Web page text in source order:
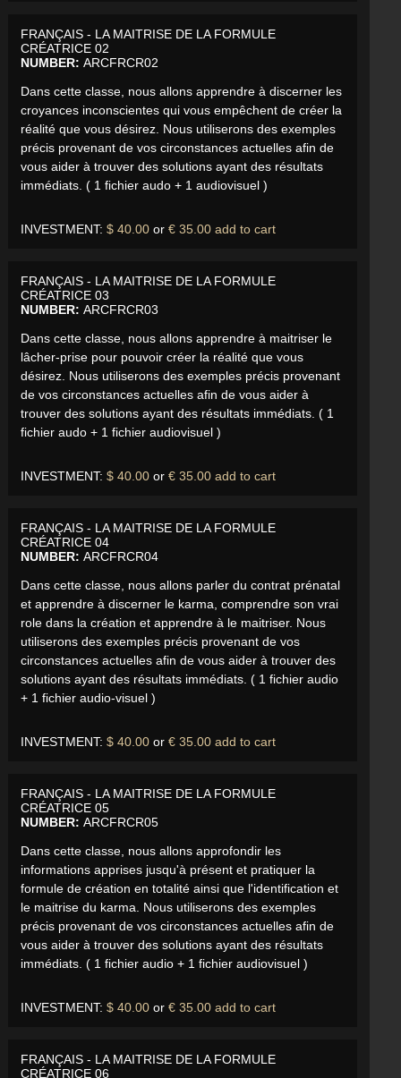
FRANÇAIS - LA MAITRISE DE LA FORMULE
CRÉATRICE 02
NUMBER: ARCFRCR02
Dans cette classe, nous allons apprendre à discerner les
croyances inconscientes qui vous empêchent de créer la
réalité que vous désirez. Nous utiliserons des exemples
précis provenant de vos circonstances actuelles afin de
vous aider à trouver des solutions ayant des résultats
immédiats. ( 1 fichier audo + 1 audiovisuel )
INVESTMENT: $ 40.00 or € 35.00 add to cart
FRANÇAIS - LA MAITRISE DE LA FORMULE
CRÉATRICE 03
NUMBER: ARCFRCR03
Dans cette classe, nous allons apprendre à maitriser le
lâcher-prise pour pouvoir créer la réalité que vous
désirez. Nous utiliserons des exemples précis provenant
de vos circonstances actuelles afin de vous aider à
trouver des solutions ayant des résultats immédiats. ( 1
fichier audo + 1 fichier audiovisuel )
INVESTMENT: $ 40.00 or € 35.00 add to cart
FRANÇAIS - LA MAITRISE DE LA FORMULE
CRÉATRICE 04
NUMBER: ARCFRCR04
Dans cette classe, nous allons parler du contrat prénatal
et apprendre à discerner le karma, comprendre son vrai
role dans la création et apprendre à le maitriser. Nous
utiliserons des exemples précis provenant de vos
circonstances actuelles afin de vous aider à trouver des
solutions ayant des résultats immédiats. ( 1 fichier audio
+ 1 fichier audio-visuel )
INVESTMENT: $ 40.00 or € 35.00 add to cart
FRANÇAIS - LA MAITRISE DE LA FORMULE
CRÉATRICE 05
NUMBER: ARCFRCR05
Dans cette classe, nous allons approfondir les
informations apprises jusqu'à présent et pratiquer la
formule de création en totalité ainsi que l'identification et
le maitrise du karma. Nous utiliserons des exemples
précis provenant de vos circonstances actuelles afin de
vous aider à trouver des solutions ayant des résultats
immédiats. ( 1 fichier audio + 1 fichier audiovisuel )
INVESTMENT: $ 40.00 or € 35.00 add to cart
FRANÇAIS - LA MAITRISE DE LA FORMULE
CRÉATRICE 06